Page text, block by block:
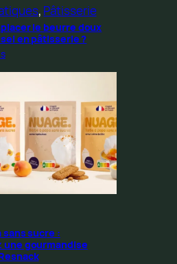
, Pâtisserie
le beurre doux
en pâtisserie ?
sans sucre :
une gourmandise